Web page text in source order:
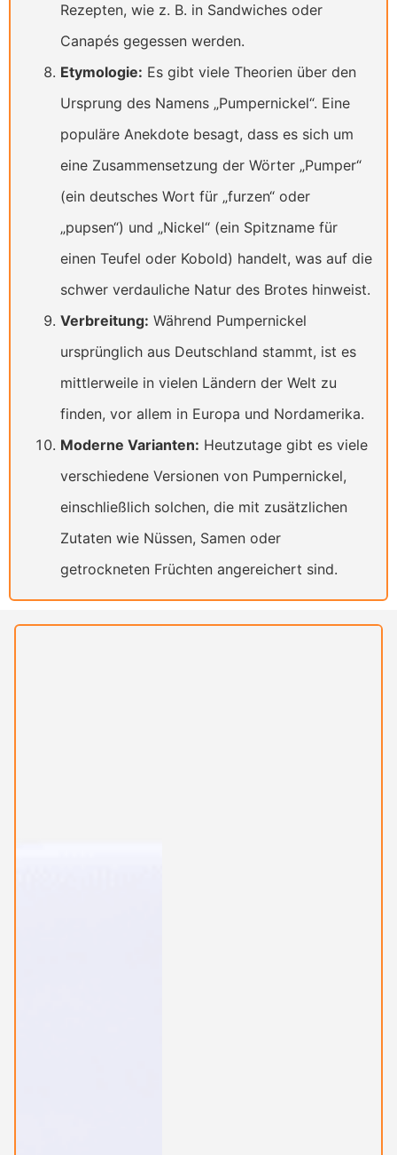
Rezepten, wie z. B. in Sandwiches oder
Canapés gegessen werden.
Etymologie: Es gibt viele Theorien über den
Ursprung des Namens „Pumpernickel“. Eine
populäre Anekdote besagt, dass es sich um
eine Zusammensetzung der Wörter „Pumper“
(ein deutsches Wort für „furzen“ oder
„pupsen“) und „Nickel“ (ein Spitzname für
einen Teufel oder Kobold) handelt, was auf die
schwer verdauliche Natur des Brotes hinweist.
Verbreitung: Während Pumpernickel
ursprünglich aus Deutschland stammt, ist es
mittlerweile in vielen Ländern der Welt zu
finden, vor allem in Europa und Nordamerika.
Moderne Varianten: Heutzutage gibt es viele
verschiedene Versionen von Pumpernickel,
einschließlich solchen, die mit zusätzlichen
Zutaten wie Nüssen, Samen oder
getrockneten Früchten angereichert sind.